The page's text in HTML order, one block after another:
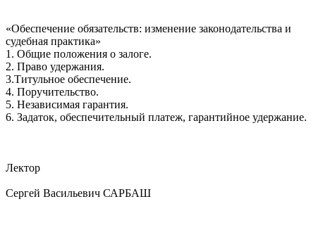
«Обеспечение обязательств: изменение законодательства и
судебная практика»
1. Общие положения о залоге.
2. Право удержания.
3.Титульное обеспечение.
4. Поручительство.
5. Независимая гарантия.
6. Задаток, обеспечительный платеж, гарантийное удержание.
Лектор
Сергей Васильевич САРБАШ